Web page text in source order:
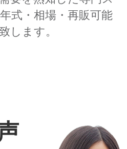
式・相場・再販可能
します。